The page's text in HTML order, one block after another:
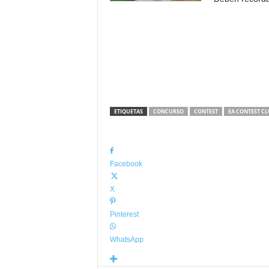
ETIQUETAS CONCURSO CONTEST EA CONTEST
Facebook
X
Pinterest
WhatsApp